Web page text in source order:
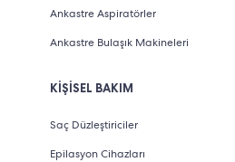
Ankastre Aspiratörler
Ankastre Bulaşık Makineleri
KİŞİSEL BAKIM
Saç Düzleştiriciler
Epilasyon Cihazları